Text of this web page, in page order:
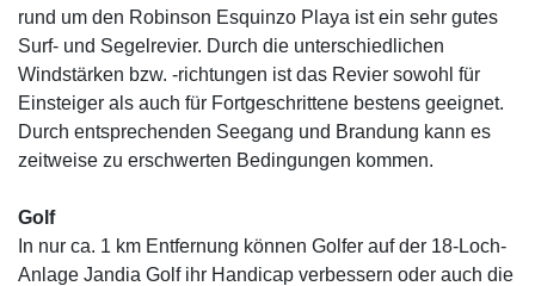
rund um den Robinson Esquinzo Playa ist ein sehr gutes
Surf- und Segelrevier. Durch die unterschiedlichen
Windstärken bzw. -richtungen ist das Revier sowohl für
Einsteiger als auch für Fortgeschrittene bestens geeignet.
Durch entsprechenden Seegang und Brandung kann es
zeitweise zu erschwerten Bedingungen kommen.
Golf
In nur ca. 1 km Entfernung können Golfer auf der 18-Loch-
Anlage Jandia Golf ihr Handicap verbessern oder auch die